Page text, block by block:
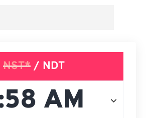
NST*/ NDT